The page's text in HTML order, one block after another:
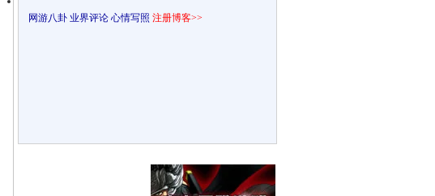
网游八卦 业界评论 心情写照 注册博客>>